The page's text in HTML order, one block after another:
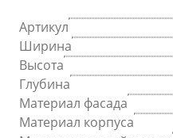
Артикул
Ширина
Высота
Глубина
Материал фасада
Материал корпуса